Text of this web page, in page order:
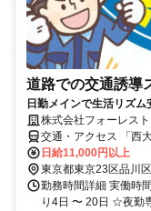
道路での交通誘導
日勤メインで生活リズ
株式会社フォーレスト
交通・アクセス 「西
◎個室寮あり
日給11,000円以上
東京都東京23区品川区
勤務時間詳細 実働時
り4日 〜 20日 ☆夜勤